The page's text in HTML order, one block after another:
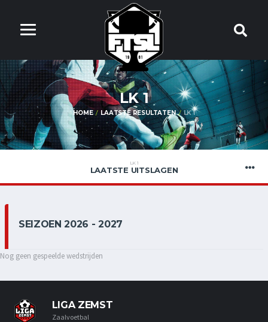
LK 1
HOME LAATSTE RESULTATEN LK 1
LK 1
LAATSTE UITSLAGEN
SEIZOEN 2026 - 2027
Nog geen gespeelde wedstrijden
LIGA ZEMST
Zaalvoetbal